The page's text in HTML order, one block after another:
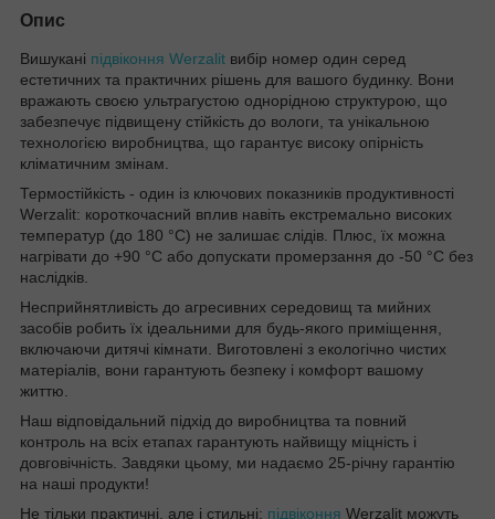
Опис
Вишукані підвіконня Werzalit вибір номер один серед
естетичних та практичних рішень для вашого будинку. Вони
вражають своєю ультрагустою однорідною структурою, що
забезпечує підвищену стійкість до вологи, та унікальною
технологією виробництва, що гарантує високу опірність
кліматичним змінам.
Термостійкість - один із ключових показників продуктивності
Werzalit: короткочасний вплив навіть екстремально високих
температур (до 180 °C) не залишає слідів. Плюс, їх можна
нагрівати до +90 °C або допускати промерзання до -50 °C без
наслідків.
Несприйнятливість до агресивних середовищ та мийних
засобів робить їх ідеальними для будь-якого приміщення,
включаючи дитячі кімнати. Виготовлені з екологічно чистих
матеріалів, вони гарантують безпеку і комфорт вашому
життю.
Наш відповідальний підхід до виробництва та повний
контроль на всіх етапах гарантують найвищу міцність і
довговічність. Завдяки цьому, ми надаємо 25-річну гарантію
на наші продукти!
Не тільки практичні, але і стильні: підвіконня Werzalit можуть